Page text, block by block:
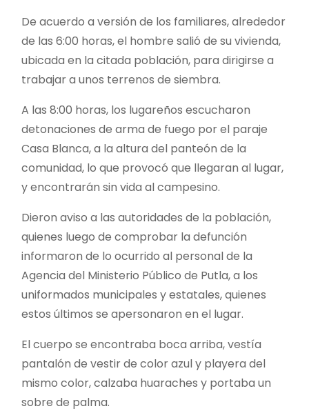
De acuerdo a versión de los familiares, alrededor
de las 6:00 horas, el hombre salió de su vivienda,
ubicada en la citada población, para dirigirse a
trabajar a unos terrenos de siembra.
A las 8:00 horas, los lugareños escucharon
detonaciones de arma de fuego por el paraje
Casa Blanca, a la altura del panteón de la
comunidad, lo que provocó que llegaran al lugar,
y encontrarán sin vida al campesino.
Dieron aviso a las autoridades de la población,
quienes luego de comprobar la defunción
informaron de lo ocurrido al personal de la
Agencia del Ministerio Público de Putla, a los
uniformados municipales y estatales, quienes
estos últimos se apersonaron en el lugar.
El cuerpo se encontraba boca arriba, vestía
pantalón de vestir de color azul y playera del
mismo color, calzaba huaraches y portaba un
sobre de palma.